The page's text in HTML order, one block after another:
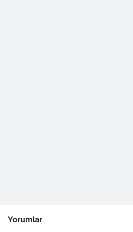
Yorumlar